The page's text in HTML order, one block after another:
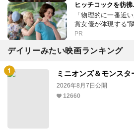
ヒッチコックを彷
「物理的に一番近
賞女優が体現する“
PR
デイリーみたい映画ランキング
ミニオンズ＆モンスタ
2026年8月7日公開
12660